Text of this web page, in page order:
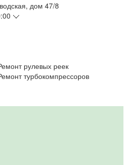
дом 47/8
рулевых реек
турбокомпрессоров